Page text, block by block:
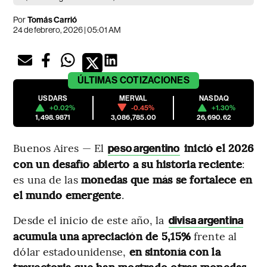
PorTomás Carrió
24 de febrero, 2026 | 05:01 AM
ÚLTIMAS COTIZACIONES
USDARS
+0.02%
1,498.9871
MERVAL
-0.45%
3,086,785.00
NASDAQ
+1.30%
26,690.62
Buenos Aires — El peso argentino inició el 2026
con un desafío abierto a su historia reciente:
es una de las monedas que más se fortalece en
el mundo emergente.
Desde el inicio de este año, la divisa argentina
acumula una apreciación de 5,15% frente al
dólar estadounidense, en sintonía con la